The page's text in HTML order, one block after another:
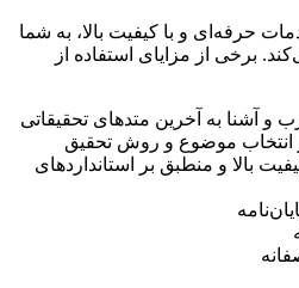
حرفه‌ای و با کیفیت بالا، به شما
برخی از مزایای استفاده از
آشنا به آخرین متدهای تحقیقاتی
انتخاب موضوع و روش تحقیق
بالا و منطبق بر استانداردهای